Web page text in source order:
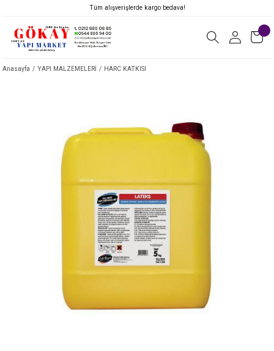
Tüm alışverişlerde kargo bedava!
Anasayfa YAPI MALZEMELERİ HARC KATKISI